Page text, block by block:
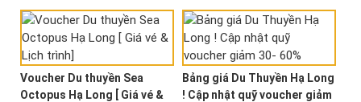
Voucher Du thuyền Sea
Octopus Hạ Long [ Giá vé &
Bảng giá Du Thuyền Hạ Long
! Cập nhật quỹ voucher giảm